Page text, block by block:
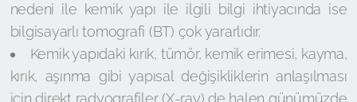
nedeni ile kemik yapı ile ilgili bilgi ihtiyacında ise
bilgisayarlı tomografi (BT) çok yararlıdır.
Kemik yapıdaki kırık, tümör, kemik erimesi, kayma,
kırık, aşınma gibi yapısal değişikliklerin anlaşılması
için direkt radyografiler (X-ray) de halen günümüzde